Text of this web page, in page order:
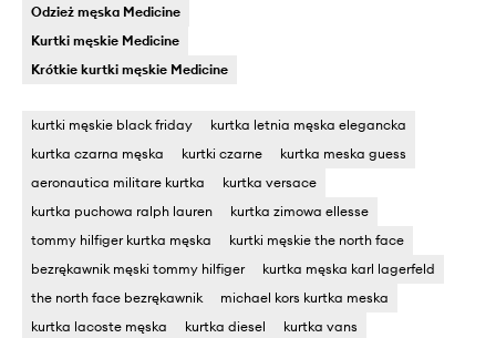
Odzież męska Medicine
Kurtki męskie Medicine
Krótkie kurtki męskie Medicine
kurtki męskie black friday
kurtka letnia męska elegancka
kurtka czarna męska
kurtki czarne
kurtka meska guess
aeronautica militare kurtka
kurtka versace
kurtka puchowa ralph lauren
kurtka zimowa ellesse
tommy hilfiger kurtka męska
kurtki męskie the north face
bezrękawnik męski tommy hilfiger
kurtka męska karl lagerfeld
the north face bezrękawnik
michael kors kurtka meska
kurtka lacoste męska
kurtka diesel
kurtka vans